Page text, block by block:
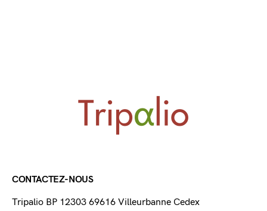
CONTACTEZ-NOUS
Tripalio BP 12303 69616 Villeurbanne Cedex